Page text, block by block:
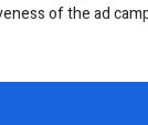
מותאם ולנתח
of the ad